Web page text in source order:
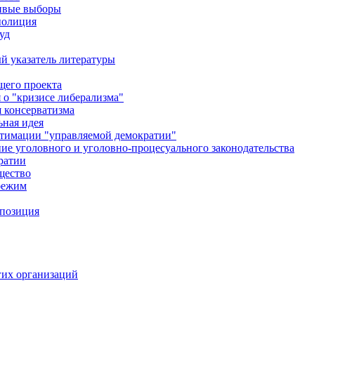
выборы
указатель литературы
проекта
"кризисе либерализма"
идея
"управляемой демократии"
уголовного и уголовно-процесуального законодательства
организаций